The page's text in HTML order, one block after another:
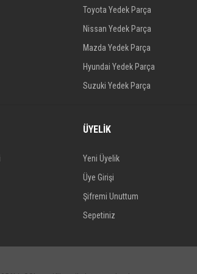
Toyota Yedek Parça
Nissan Yedek Parça
Mazda Yedek Parça
Hyundai Yedek Parça
Suzuki Yedek Parça
ÜYELİK
Yeni Üyelik
Üye Girişi
Şifremi Unuttum
Sepetiniz